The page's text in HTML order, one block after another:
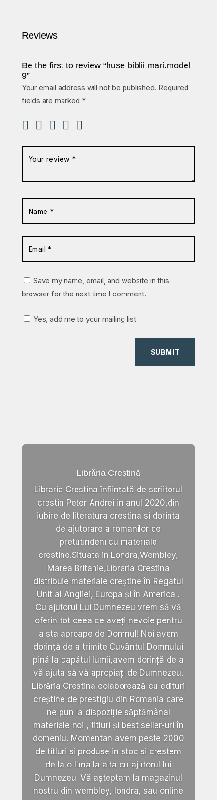
Reviews
Be the first to review “huse biblii mari.model
9”
Your email address will not be published. Required
fields are marked *
Save my name, email, and website in this
browser for the next time I comment.
Yes, add me to your mailing list
SUBMIT
Librăria Creștină
Libraria Crestina înființată de scriitorul
crestin Peter Andrei in anul 2020,din
iubire de literatura crestina si dorinta
de ajutorare a romanilor de
pretutindeni cu materiale
crestine.Situata in Londra,Wembley,
Marea Britanie,Libraria Crestina
distribuie materiale creștine în Regatul
Unit al Angliei, Europa și în America .
Cu ajutorul Lui Dumnezeu vrem să vă
oferin tot ceea ce aveți nevoie pentru
a sta aproape de Domnul! Noi avem
dorință de a trimite Cuvântul Domnului
pină la capătul lumii,avem dorință de a
vă ajuta să vă apropiați de Dumnezeu.
Librăria Crestina colaborează cu edituri
creștine de prestigiu din Romania care
ne pun la dispoziție săptămânal
materiale noi , titluri și best seller-uri în
domeniu. Momentan avem peste 2000
de titluri si produse in stoc si crestem
de la o luna la alta cu ajutorul lui
Dumnezeu. Vă așteptam la magazinul
nostru din wembley, londra, sau online